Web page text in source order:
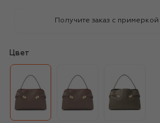
Получите заказ с примеркой
Цвет